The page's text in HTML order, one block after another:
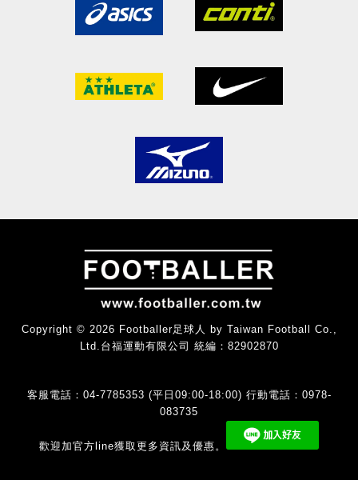
Copyright © 2026 Footballer足球人 by Taiwan Football Co.,
Ltd.台福運動有限公司 統編：82902870
客服電話：04-7785353 (平日09:00-18:00) 行動電話：0978-
083735
歡迎加官方line獲取更多資訊及優惠。